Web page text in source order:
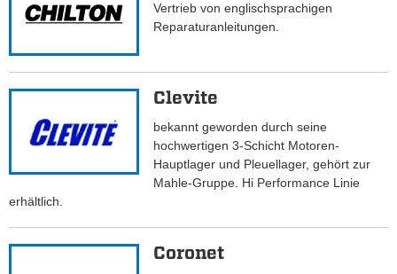
Vertrieb von englischsprachigen
Reparaturanleitungen.
Clevite
bekannt geworden durch seine
hochwertigen 3-Schicht Motoren-
Hauptlager und Pleuellager, gehört zur
Mahle-Gruppe. Hi Performance Linie
erhältlich.
Coronet